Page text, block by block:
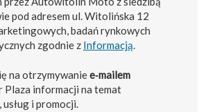
pod adresem ul. Witolińska 12
badań rynkowych
zgodnie z Informacją.
na otrzymywaniee‑mailem
Plaza informacji na temat
i promocji.